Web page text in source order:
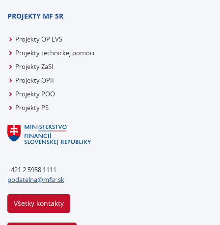
PROJEKTY MF SR
Projekty OP EVS
Projekty technickej pomoci
Projekty ZaSI
Projekty OPII
Projekty POO
Projekty PS
+421 2 5958 1111
podatelna@mfsr.sk
Všetky kontakty